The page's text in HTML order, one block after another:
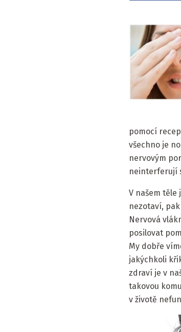
pomocí
všechno je
nervovým
neinterferují
V našem těle
nezotaví,
Nervová
posilovat
My dobře
jakýchkoli
zdraví je v
takovou
v životě